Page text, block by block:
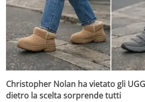
Christopher Nolan ha vietato gli
dietro la scelta sorprende tutti